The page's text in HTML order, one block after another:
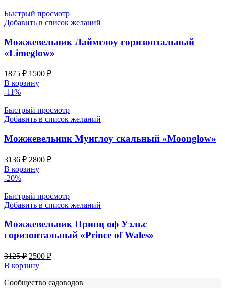
Быстрый просмотр
Добавить в список желаний
Можжевельник Лаймглоу горизонтальный
«Limeglow»
1875₽ Первоначальная
цена
составляла
1500 ₽Текущая
В корзину
-11%
Быстрый просмотр
Добавить в список желаний
Можжевельник Мунглоу скальный «Moonglow»
3136₽ Первоначальная
цена
составляла
2800 ₽Текущая
В корзину
-20%
Быстрый просмотр
Добавить в список желаний
Можжевельник Принц оф Уэльс
горизонтальный «Prince of Wales»
3125₽ Первоначальная
цена
составляла
3125 ₽.
2500 ₽Текущая
В корзину
Сообщество садоводов